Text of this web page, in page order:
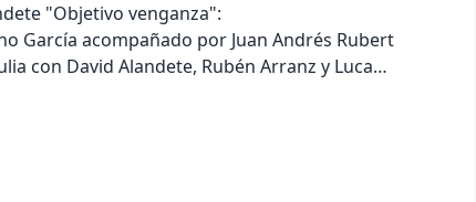
valentine
"Objetivo venganza":
con David Alandete, Rubén Arranz y Luca
percibió cerca de 450.000 € por
socio Julio Martínez, investigado por la UDEF
venezolano en el Caso Plus Ultra.